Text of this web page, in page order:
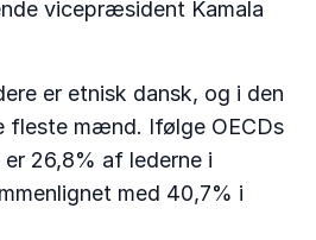
vicepræsident Kamala
er etnisk dansk, og i den
fleste mænd. Ifølge OECDs
26,8% af lederne i
med 40,7% i